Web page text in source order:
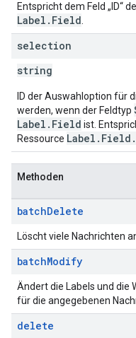
Entspricht dem Feld „ID“
Label.Field
selection
string
ID der Auswahloption für
werden, wenn der Feldtyp
Label.Field ist.
Ressource
Methoden
batchDelete
Löscht viele Nachrichten
batchModify
Ändert die Labels und die
für die angegebenen
delete